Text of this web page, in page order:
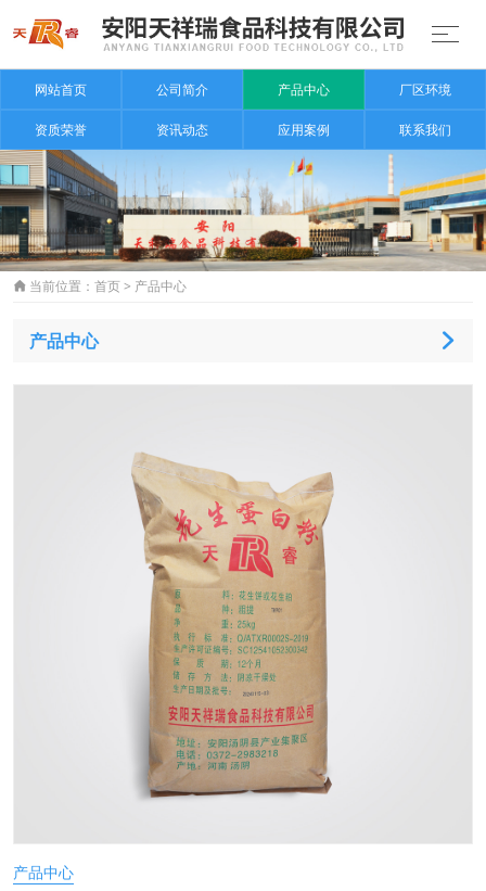
网站首页 公司简介 产品中心 厂区环境
资质荣誉 资讯动态 应用案例 联系我们
 当前位置： 首页> 产品中心
产品中心 
产品中心